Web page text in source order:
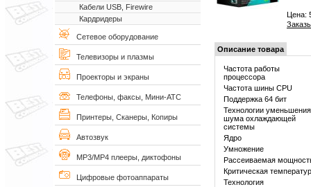
Кабели USB, Firewire
Кардридеры
Сетевое оборудование
Телевизоры и плазмы
Проекторы и экраны
Телефоны, факсы, Мини-АТС
Принтеры, Сканеры, Копиры
Автозвук
MP3/MP4 плееры, диктофоны
Цифровые фотоаппараты
Цена:
Описание товара
Частота работы
процессора
Частота шины CPU
Поддержка 64 бит
Технологии уменьшения
шума охлаждающей
системы
Ядро
Умножение
Рассеиваемая
Критическая
Технология